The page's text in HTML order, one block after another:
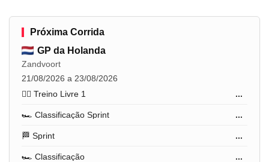
Próxima Corrida
GP da Holanda
Zandvoort
21/08/2026 a 23/08/2026
🏋️‍♂️ Treino Livre 1
...
🏎️ Classificação Sprint ...
🏁 Sprint ...
🏎️ Classificação ...